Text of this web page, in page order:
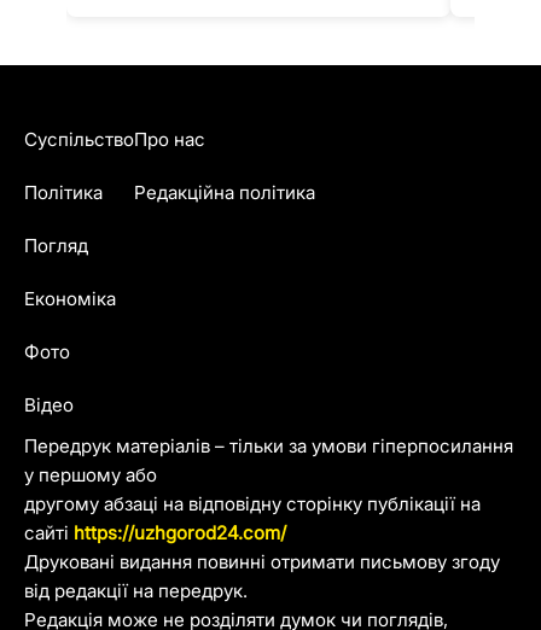
Передрук матеріалів – тільки за умови гіперпосилання
у першому або
другому абзаці на відповідну сторінку публікації на
сайті https://uzhgorod24.com/
Друковані видання повинні отримати письмову згоду
від редакції на передрук.
Редакція може не розділяти думок чи поглядів,
Суспільство
Політика
Погляд
Економіка
Фото
Відео
Про нас
Редакційна політика